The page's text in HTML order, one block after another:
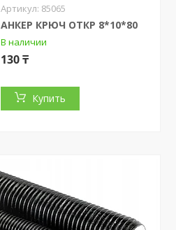
85065
АНКЕР КРЮЧ ОТКР 8*10*80
В наличии
130 ₸
Купить